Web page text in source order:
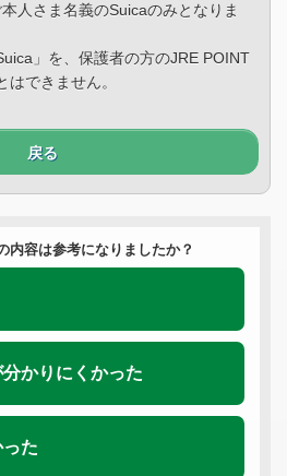
人さま名義のSuicaのみとなりま
」を、保護者の方のJRE POINT
できません。
戻る
内容は参考になりましたか？
かりにくかった
た